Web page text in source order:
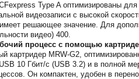
Type A оптимизированы
видеозаписи с высокой
решающее значение. Для
видео) 400.
процесс с помощью
картридер MRW-G2,
10 Гбит/с (USB 3.2) и в полной
Он компактен, удобен в